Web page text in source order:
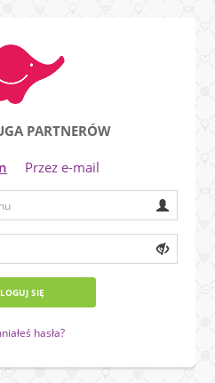
PARTNERÓW
Przez e-mail
SIĘ
hasła?